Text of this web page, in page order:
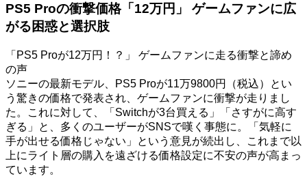
PS5 Proの衝撃価格「12万円」 ゲームファンに広
がる困惑と選択肢
「PS5 Proが12万円！？」 ゲームファンに走る衝撃と諦め
の声
ソニーの最新モデル、PS5 Proが11万9800円（税込）とい
う驚きの価格で発表され、ゲームファンに衝撃が走りまし
た。これに対して、「Switchが3台買える」「さすがに高す
ぎる」と、多くのユーザーがSNSで嘆く事態に。「気軽に
手が出せる価格じゃない」という意見が続出し、これまで以
上にライト層の購入を遠ざける価格設定に不安の声が高まっ
ています。